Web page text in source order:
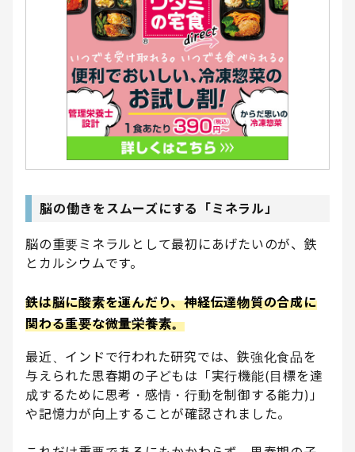
脳の働きをスムーズにする「ミネラル」
脳の重要ミネラルとして最初にあげたいのが、鉄
とカルシウムです。
鉄は脳に酸素を運んだり、神経伝達物質の合成に
関わる重要な微量栄養素。
最近、インドで行われた研究では、鉄強化食品を
与えられた思春期の子どもは「実行機能(目標を達
成するために思考・感情・行動を制御する能力)」
や記憶力が向上することが確認されました。